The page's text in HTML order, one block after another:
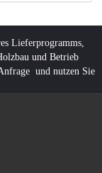
Lieferprogramms,
und Betrieb
und nutzen Sie